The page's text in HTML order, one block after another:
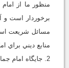
منظور ما از
برخوردار است و
مسائل شريعت
منابع ديني
2. جايگاه امام جماعت